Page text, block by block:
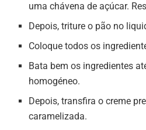
uma chávena de açúcar.
Depois, triture o pão no
Coloque todos os
Bata bem os ingredientes
homogéneo.
Depois, transfira o creme
caramelizada.